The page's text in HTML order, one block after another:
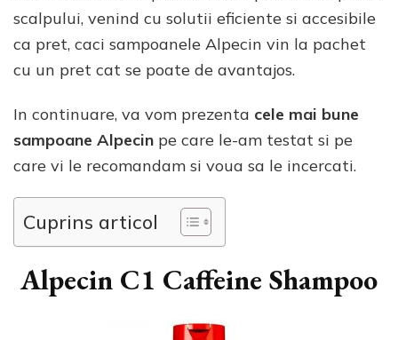
scalpului, venind cu solutii eficiente si accesibile
ca pret, caci sampoanele Alpecin vin la pachet
cu un pret cat se poate de avantajos.
In continuare, va vom prezenta cele mai bune
sampoane Alpecin pe care le-am testat si pe
care vi le recomandam si voua sa le incercati.
Cuprins articol
Alpecin C1 Caffeine Shampoo